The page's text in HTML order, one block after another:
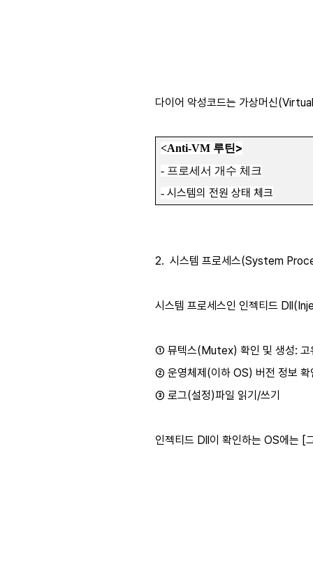
다이어 악성코드는 가상머신
<Anti-VM 루틴>
- 프로세서 개수 체크
-시스템의 전원 상태 체크
2. 시스템 프로세스(System
시스템 프로세스인 인젝티드
① 뮤텍스(Mutex) 확인 및 생성: 고
② 운영체제(이하 OS) 버전 정보 확
③ 로그(설정)파일 읽기/쓰기
인젝티드 Dll이 확인하는 OS에는